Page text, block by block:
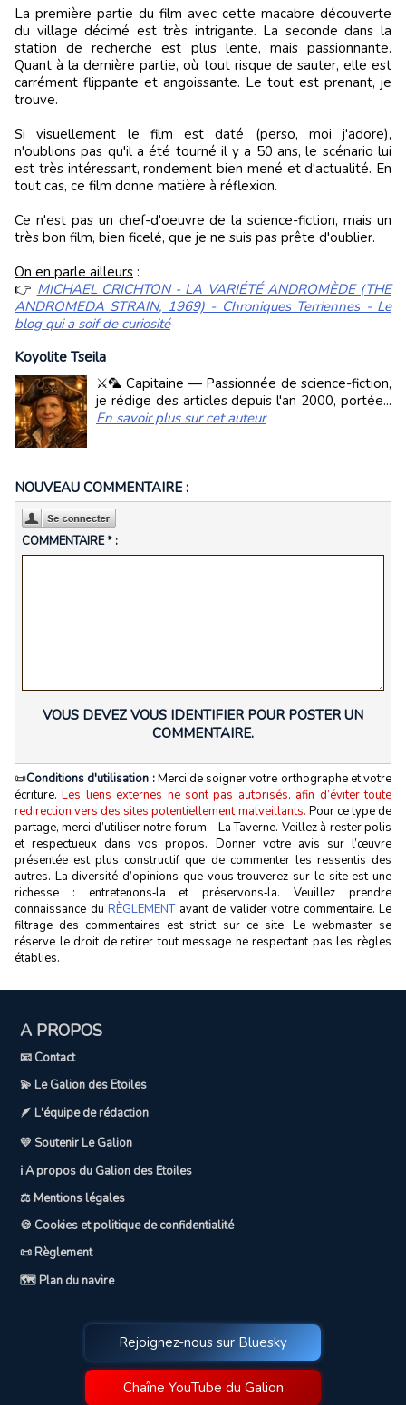
La première partie du film avec cette macabre découverte
du village décimé est très intrigante. La seconde dans la
station de recherche est plus lente, mais passionnante.
Quant à la dernière partie, où tout risque de sauter, elle est
carrément flippante et angoissante. Le tout est prenant, je
trouve.
Si visuellement le film est daté (perso, moi j'adore),
n'oublions pas qu'il a été tourné il y a 50 ans, le scénario lui
est très intéressant, rondement bien mené et d'actualité. En
tout cas, ce film donne matière à réflexion.
Ce n'est pas un chef-d'oeuvre de la science-fiction, mais un
très bon film, bien ficelé, que je ne suis pas prête d'oublier.
On en parle ailleurs :
👉 MICHAEL CRICHTON - LA VARIÉTÉ ANDROMÈDE (THE
ANDROMEDA STRAIN, 1969) - Chroniques Terriennes - Le
blog qui a soif de curiosité
Koyolite Tseila
⚔️🦜 Capitaine — Passionnée de science-fiction,
je rédige des articles depuis l'an 2000, portée...
En savoir plus sur cet auteur
NOUVEAU COMMENTAIRE :
COMMENTAIRE * :
VOUS DEVEZ VOUS IDENTIFIER POUR POSTER UN
COMMENTAIRE.
📜Conditions d'utilisation :Merci de soigner votre orthographe et votre
écriture.Les liens externes ne sont pas autorisés, afin d’éviter toute
redirection vers des sites potentiellement malveillants. Pour ce type de
partage, merci d’utiliser notre forum - La Taverne. Veillez à rester polis
et respectueux dans vos propos. Donner votre avis sur l’œuvre
présentée est plus constructif que de commenter les ressentis des
autres. La diversité d’opinions que vous trouverez sur le site est une
richesse : entretenons‑la et préservons‑la. Veuillez prendre
connaissance du RÈGLEMENTavant de valider votre commentaire. Le
filtrage des commentaires est strict sur ce site. Le webmaster se
réserve le droit de retirer tout message ne respectant pas les règles
établies.
A PROPOS
📧 Contact
💫 Le Galion des Etoiles
🪶 L'équipe de rédaction
💛 Soutenir Le Galion
ℹ️ A propos du Galion des Etoiles
⚖️ Mentions légales
🍪 Cookies et politique de confidentialité
📜 Règlement
🗺️ Plan du navire
Rejoignez-nous sur Bluesky
Chaîne YouTube du Galion